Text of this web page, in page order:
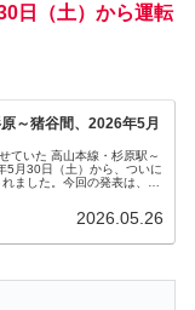
日（土）から運転
～猪谷間、2026年5月
ていた 高山本線・杉原駅～
5月30日（土）から、ついに
ました。今回の発表は、JR
2026.05.26